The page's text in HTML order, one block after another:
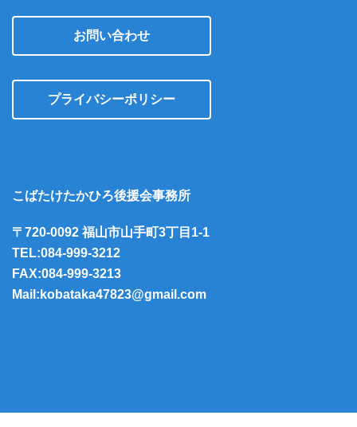
お問い合わせ
プライバシーポリシー
こばたけたかひろ後援会事務所
〒720-0092 福山市山手町3丁目1-1
TEL:084-999-3212
FAX:084-999-3213
Mail:kobataka47823@gmail.com